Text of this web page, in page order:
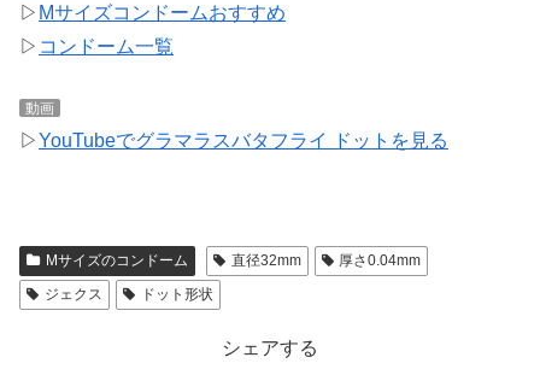
▷ Mサイズコンドームおすすめ
▷ コンドーム一覧
動画
▷YouTubeでグラマラスバタフライ ドットを見る
Mサイズのコンドーム 直径32mm
厚さ0.04mm
ジェクス
ドット形状
シェアする